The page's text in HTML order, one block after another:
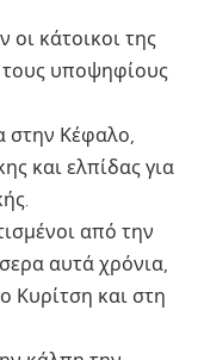
κάτοικοι της
τους υποψηφίους
στην Κέφαλο,
και ελπίδας για
από την
αυτά χρόνια,
Κυρίτση και στη